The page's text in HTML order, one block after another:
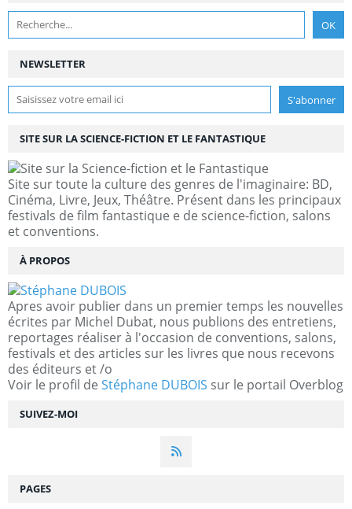
NEWSLETTER
SUIVEZ-MOI
SITE SUR LA SCIENCE-FICTION ET LE FANTASTIQUE
Site sur toute la culture des genres de l'imaginaire: BD,
Cinéma, Livre, Jeux, Théâtre. Présent dans les principaux
festivals de film fantastique e de science-fiction, salons
et conventions.
À PROPOS
Apres avoir publier dans un premier temps les nouvelles
écrites par Michel Dubat, nous publions des entretiens,
reportages réaliser à l'occasion de conventions, salons,
festivals et des articles sur les livres que nous recevons
des éditeurs et /o
Voir le profil de Stéphane DUBOIS sur le portail Overblog
PAGES